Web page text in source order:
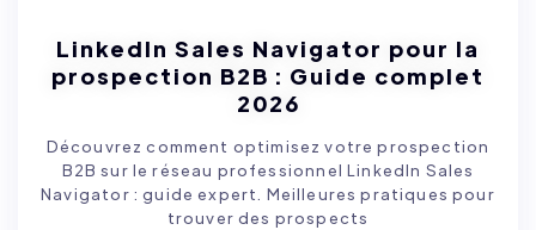
LinkedIn Sales Navigator pour la
prospection B2B : Guide complet
2026
Découvrez comment optimisez votre prospection
B2B sur le réseau professionnel LinkedIn Sales
Navigator : guide expert. Meilleures pratiques pour
trouver des prospects